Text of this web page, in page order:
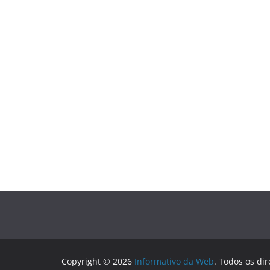
Copyright © 2026 Informativo da Web. Todos os